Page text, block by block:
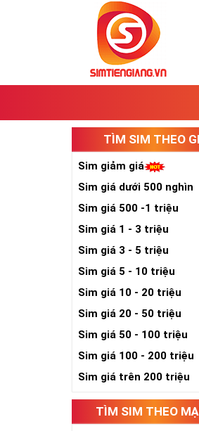
TÌM SIM THEO
Sim giảm giá
Sim giá dưới 500 nghìn
Sim giá 500 -1 triệu
Sim giá 1 - 3 triệu
Sim giá 3 - 5 triệu
Sim giá 5 - 10 triệu
Sim giá 10 - 20 triệu
Sim giá 20 - 50 triệu
Sim giá 50 - 100 triệu
Sim giá 100 - 200 triệu
Sim giá trên 200 triệu
TÌM SIM THEO